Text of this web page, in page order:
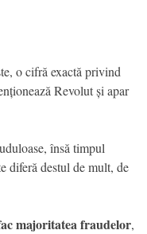
o cifră exactă privind
Revolut și apar
însă timpul
diferă destul de mult, de
majoritatea fraudelor,